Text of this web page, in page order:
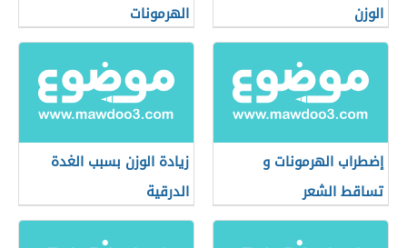
الوزن
الهرمونات
إضطراب الهرمونات و
تساقط الشعر
زيادة الوزن بسبب الغدة
الدرقية